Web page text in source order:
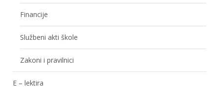
Financije
Službeni akti škole
Zakoni i pravilnici
E – lektira